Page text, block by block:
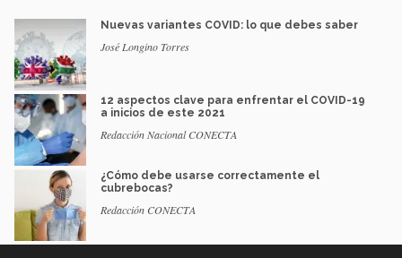
Nuevas variantes COVID: lo que debes saber
José Longino Torres
12 aspectos clave para enfrentar el COVID-19
a inicios de este 2021
Redacción Nacional CONECTA
¿Cómo debe usarse correctamente el
cubrebocas?
Redacción CONECTA